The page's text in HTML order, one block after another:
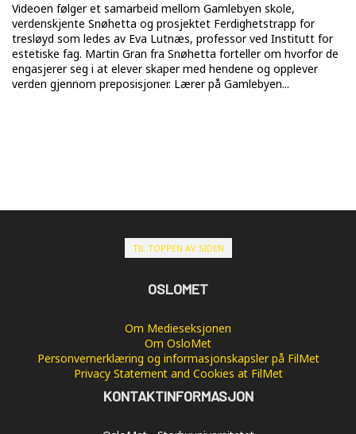
Videoen følger et samarbeid mellom Gamlebyen skole,
verdenskjente Snøhetta og prosjektet Ferdighetstrapp for
tresløyd som ledes av Eva Lutnæs, professor ved Institutt for
estetiske fag. Martin Gran fra Snøhetta forteller om hvorfor de
engasjerer seg i at elever skaper med hendene og opplever
verden gjennom preposisjoner. Lærer på Gamlebyen...
TIL TOPPEN AV SIDEN
OSLOMET
Om Medieseksjonen
Om OsloMet
Personvernerklæring og informasjonskapsler på FilMet
Privacy Statement and Cookies at FilMet
KONTAKTINFORMASJON